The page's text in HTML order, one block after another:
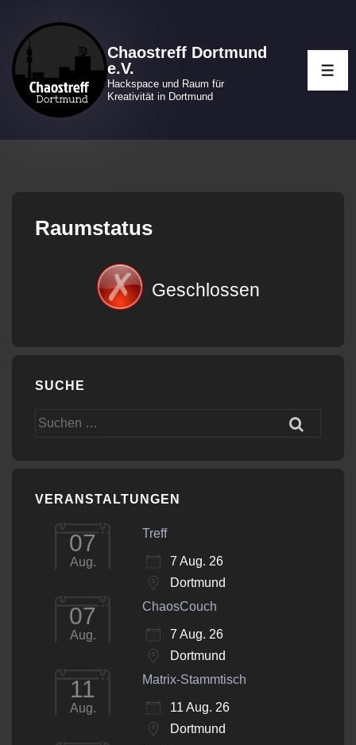
Inhalt
Chaostreff Dortmund
e.V.
Hackspace und Raum für
Kreativität in Dortmund
Raumstatus
Geschlossen
SUCHE
Suchen
VERANSTALTUNGEN
07
Aug.
Treff
7 Aug. 26
Dortmund
07
Aug.
ChaosCouch
7 Aug. 26
Dortmund
11
Aug.
Matrix-Stammtisch
11 Aug. 26
Dortmund